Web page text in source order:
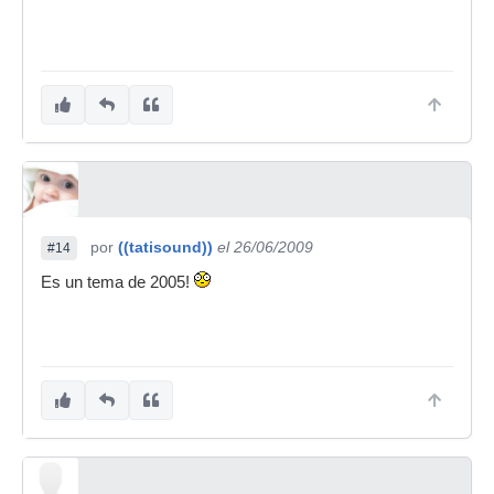
#14 por ((tatisound)) el 26/06/2009
Es un tema de 2005!